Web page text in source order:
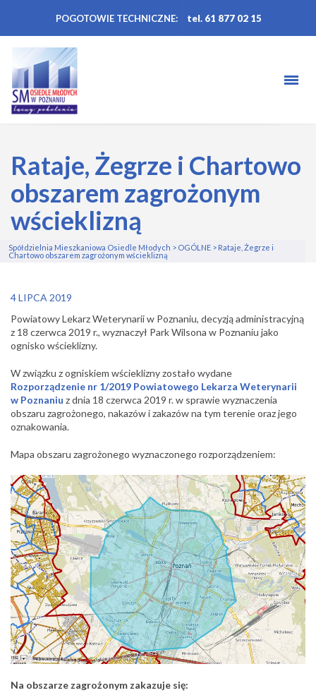
POGOTOWIE TECHNICZNE: tel. 61 877 02 15
Rataje, Żegrze i Chartowo
obszarem zagrożonym
wścieklizną
Spółdzielnia Mieszkaniowa Osiedle Młodych > OGÓLNE > Rataje, Żegrze i
Chartowo obszarem zagrożonym wścieklizną
4 LIPCA 2019
Powiatowy Lekarz Weterynarii w Poznaniu, decyzją administracyjną
z 18 czerwca 2019 r., wyznaczył Park Wilsona w Poznaniu jako
ognisko wścieklizny.
W związku z ogniskiem wścieklizny zostało wydane
Rozporządzenie nr 1/2019 Powiatowego Lekarza Weterynarii
w Poznaniu z dnia 18 czerwca 2019 r. w sprawie wyznaczenia
obszaru zagrożonego, nakazów i zakazów na tym terenie oraz jego
oznakowania.
Mapa obszaru zagrożonego wyznaczonego rozporządzeniem:
Na obszarze zagrożonym zakazuje się: